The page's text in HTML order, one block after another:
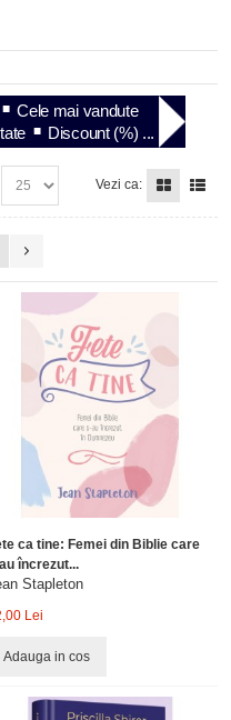
Cele mai vandute
Discount (%) ...
Vezi ca:
ca tine: Femei din Biblie care
încrezut...
Stapleton
Lei
Adauga in cos